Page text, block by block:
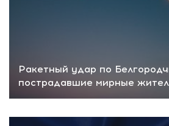
Ракетный удар по
пострадавшие мирные